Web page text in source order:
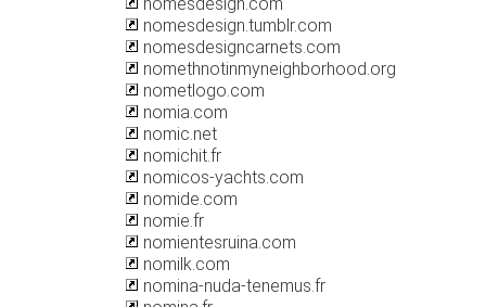
nomesdesign.tumblr.com
nomesdesigncarnets.com
nomethnotinmyneighborhood.org
nometlogo.com
nomia.com
nomic.net
nomichit.fr
nomicos-yachts.com
nomide.com
nomie.fr
nomientesruina.com
nomilk.com
nomina-nuda-tenemus.fr